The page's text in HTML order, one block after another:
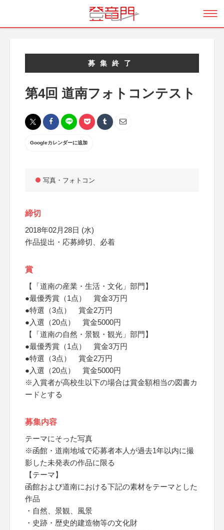
募集終了
第4回 道南フォトコンテスト
Googleカレンダーに追加
写真・フォトコン
締切
2018年02月28日 (水)
作品提出・応募締切、必着
賞
【「道南の産業・生活・文化」部門】
●最優秀賞（1点） 賞金3万円
●特選（3点） 賞金2万円
●入選（20点） 賞金5000円
【「道南の自然・景観・観光」部門】
●最優秀賞（1点） 賞金3万円
●特選（3点） 賞金2万円
●入選（20点） 賞金5000円
※入賞者が高校生以下の場合は賞金額相当の図書カ
ードとする
募集内容
テーマにそった写真
※函館・道南地域で応募者本人が過去1年以内に撮
影した未発表の作品に限る
【テーマ】
函館および道南における下記の素材をテーマとした
作品
・自然、景観、風景
・史跡・歴史的建造物等の文化財